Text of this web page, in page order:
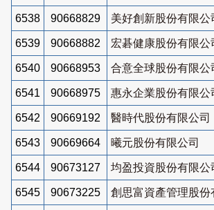
6538 90668829 美好創新股份有限公
6539 90668882 宏碁健康股份有限公
6540 90668953 合意全球股份有限公
6541 90668975 惠永企業股份有限公
6542 90669192 醫時代股份有限公司
6543 90669664 曦元股份有限公司
6544 90673127 均盈投資股份有限公
6545 90673225 創思富資產管理股份